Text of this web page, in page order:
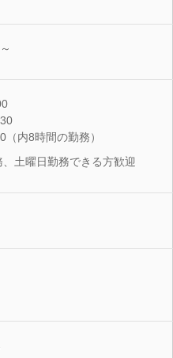
内8時間の勤務）
土曜日勤務できる方歓迎